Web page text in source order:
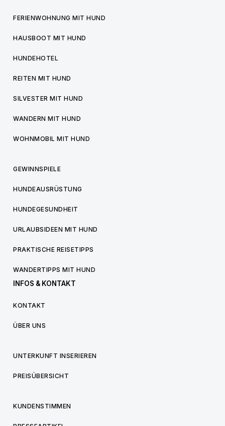
FERIENWOHNUNG MIT HUND
HAUSBOOT MIT HUND
HUNDEHOTEL
REITEN MIT HUND
SILVESTER MIT HUND
WANDERN MIT HUND
WOHNMOBIL MIT HUND
GEWINNSPIELE
HUNDEAUSRÜSTUNG
HUNDEGESUNDHEIT
URLAUBSIDEEN MIT HUND
PRAKTISCHE REISETIPPS
WANDERTIPPS MIT HUND
INFOS & KONTAKT
KONTAKT
ÜBER UNS
UNTERKUNFT INSERIEREN
PREISÜBERSICHT
KUNDENSTIMMEN